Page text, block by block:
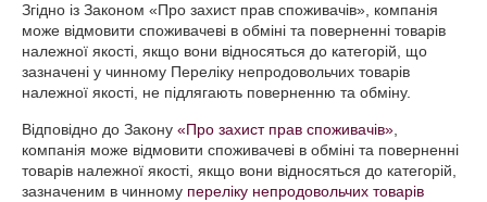
Згідно із Законом «Про захист прав споживачів», компанія
може відмовити споживачеві в обміні та поверненні товарів
належної якості, якщо вони відносяться до категорій, що
зазначені у чинному Переліку непродовольчих товарів
Відповідно до Закону «Про захист прав споживачів»
компанія може відмовити споживачеві в обміні та поверненні
товарів належної якості, якщо вони відносяться до категорій,
зазначеним в чинному переліку непродовольчих товарів